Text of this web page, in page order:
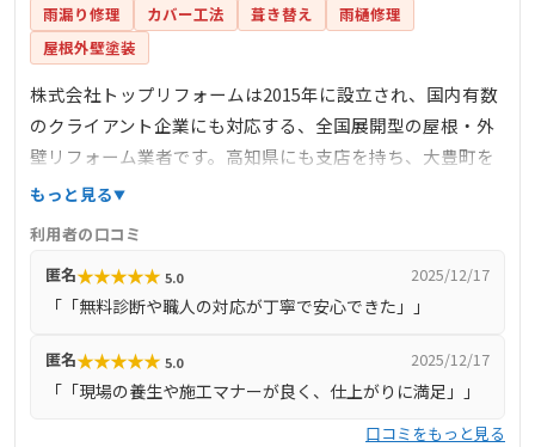
雨漏り修理 カバー工法 葺き替え
雨樋修理
屋根外壁塗装
株式会社トップリフォームは2015年に設立され、国内有数
のクライアント企業にも対応する、全国展開型の屋根・外
壁リフォーム業者です。高知県にも支店を持ち、大豊町を
含む全域で、雨漏り診断、カバー工法、葺き替え、板金工
地診断や無料見積、丁寧な現場養生とマナーの良い施工が
強みです。24時間受付体制と全国1万人の職人ネットワーク
を活かし、ホスピタリティと高品質を兼ね備えながら、迅
もっと見る
利用者の口コミ
匿名★★★★★ 5.0 2025/12/17
「「無料診断や職人の対応が丁寧で安心できた」」
匿名★★★★★ 5.0 2025/12/17
「「現場の養生や施工マナーが良く、仕上がりに満足」」
口コミをもっと見る